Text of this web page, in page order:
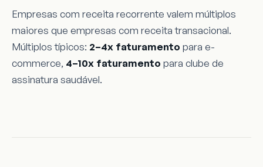
Empresas com receita recorrente valem múltiplos
maiores que empresas com receita transacional.
Múltiplos típicos: 2–4x faturamento para e-
commerce, 4–10x faturamento para clube de
assinatura saudável.